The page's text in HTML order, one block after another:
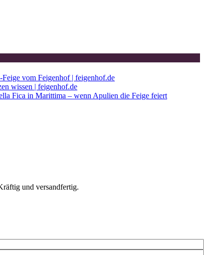
vom Feigenhof | feigenhof.de
wissen | feigenhof.de
Fica in Marittima – wenn Apulien die Feige feiert
und versandfertig.